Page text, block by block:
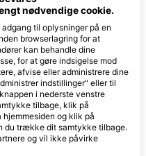
ORCA DIVE CLUB WADI
LAHMY AZUR
Club Wadi Lahmy Azur, 01234
Hamata, Egypten
nødvendige cookie.
til oplysninger på en
browserlagring for at
kan behandle dine
for at gøre indsigelse mod
afvise eller administrere dine
indstillinger" eller til
i nederste venstre
tilbage, klik på
og klik på
du trække dit samtykke tilbage.
og vil ikke påvirke